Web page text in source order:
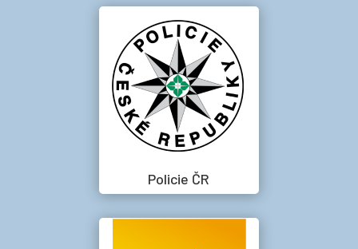
Policie ČR